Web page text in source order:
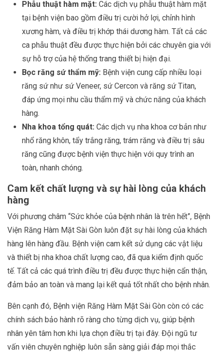
Phẫu thuật hàm mặt: Các dịch vụ phẫu thuật hàm mặt
tại bệnh viện bao gồm điều trị cười hở lợi, chỉnh hình
xương hàm, và điều trị khớp thái dương hàm. Tất cả các
ca phẫu thuật đều được thực hiện bởi các chuyên gia với
sự hỗ trợ của hệ thống trang thiết bị hiện đại.
Bọc răng sứ thẩm mỹ: Bệnh viện cung cấp nhiều loại
răng sứ như sứ Veneer, sứ Cercon và răng sứ Titan,
đáp ứng mọi nhu cầu thẩm mỹ và chức năng của khách
hàng.
Nha khoa tổng quát: Các dịch vụ nha khoa cơ bản như
nhổ răng khôn, tẩy trắng răng, trám răng và điều trị sâu
răng cũng được bệnh viện thực hiện với quy trình an
toàn, nhanh chóng.
Cam kết chất lượng và sự hài lòng của khách
hàng
Với phương châm “Sức khỏe của bệnh nhân là trên hết”, Bệnh
Viện Răng Hàm Mặt Sài Gòn luôn đặt sự hài lòng của khách
hàng lên hàng đầu. Bệnh viện cam kết sử dụng các vật liệu
và thiết bị nha khoa chất lượng cao, đã qua kiểm định quốc
tế. Tất cả các quá trình điều trị đều được thực hiện cẩn thận,
đảm bảo an toàn và mang lại kết quả tốt nhất cho bệnh nhân.
Bên cạnh đó, Bệnh viện Răng Hàm Mặt Sài Gòn còn có các
chính sách bảo hành rõ ràng cho từng dịch vụ, giúp bệnh
nhân yên tâm hơn khi lựa chọn điều trị tại đây. Đội ngũ tư
vấn viên chuyên nghiệp luôn sẵn sàng giải đáp mọi thắc